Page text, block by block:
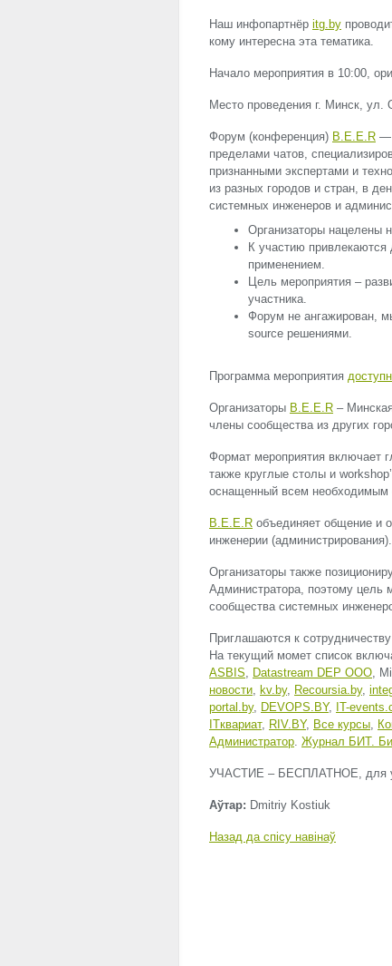
Наш инфопартнёр itg.by
кому интересна эта тематика.
Начало мероприятия в 10:00,
Место проведения г. Минск, ул.
Форум (конференция) B.E.E.R —
пределами чатов,
признанными экспертами и
из разных городов и стран, в
системных инженеров и
Организаторы нацелены
К участию привлекаются
применением.
Цель мероприятия –
участника.
Форум не ангажирован,
source решениями.
Программа мероприятия
Организаторы B.E.E.R –
члены сообщества из других
Формат мероприятия включает
также круглые столы и
оснащенный всем необходимым
B.E.E.R объединяет общение и
инженерии (администрирования).
Организаторы также
Администратора, поэтому цель
сообщества системных
Приглашаются к
На текущий момет список
ASBIS
Datastream DEP OOO ,
новости kv.by, Recoursia.by,
portal.by, DEVOPS .BY, IT-
ITквариат, RIV.BY, Все курсы
Администратор Журнал БИТ.
УЧАСТИЕ – БЕСПЛАТНОЕ, для
Аўтар: Dmitriy Kostiuk
Назад да спісу навінаў